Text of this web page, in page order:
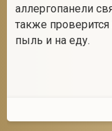
аллергопанели
также
пыль и на еду.